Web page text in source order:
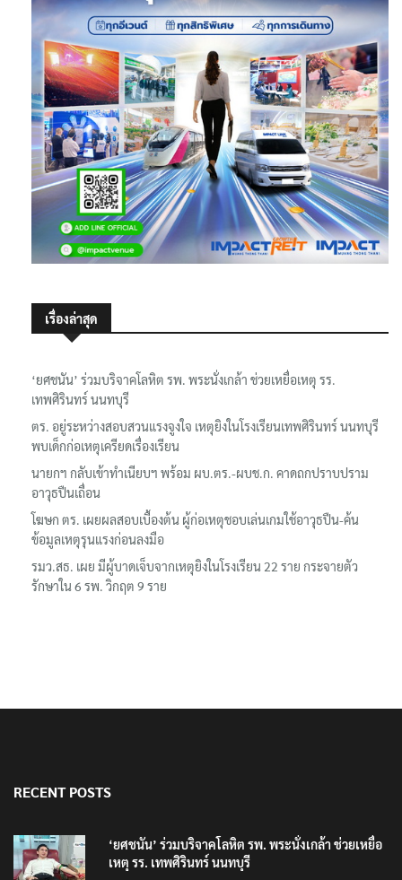
เรื่องล่าสุด
‘ยศชนัน’ ร่วมบริจาคโลหิต รพ. พระนั่งเกล้า ช่วยเหยื่อเหตุ รร.
เทพศิรินทร์ นนทบุรี
ตร. อยู่ระหว่างสอบสวนแรงจูงใจ เหตุยิงในโรงเรียนเทพศิรินทร์ นนทบุรี
พบเด็กก่อเหตุเครียดเรื่องเรียน
นายกฯ กลับเข้าทำเนียบฯ พร้อม ผบ.ตร.-ผบช.ก. คาดถกปราบปราม
อาวุธปืนเถื่อน
โฆษก ตร. เผยผลสอบเบื้องต้น ผู้ก่อเหตุชอบเล่นเกมใช้อาวุธปืน-ค้น
ข้อมูลเหตุรุนแรงก่อนลงมือ
รมว.สธ. เผย มีผู้บาดเจ็บจากเหตุยิงในโรงเรียน 22 ราย กระจายตัว
รักษาใน 6 รพ. วิกฤต 9 ราย
RECENT POSTS
‘ยศชนัน’ ร่วมบริจาคโลหิต รพ. พระนั่งเกล้า ช่วยเหยื่อ
เหตุ รร. เทพศิรินทร์ นนทบุรี